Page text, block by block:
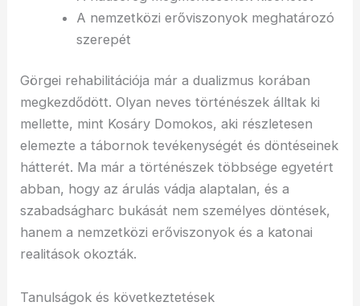
A nemzetközi erőviszonyok meghatározó
szerepét
Görgei rehabilitációja már a dualizmus korában
megkezdődött. Olyan neves történészek álltak ki
mellette, mint Kosáry Domokos, aki részletesen
elemezte a tábornok tevékenységét és döntéseinek
hátterét. Ma már a történészek többsége egyetért
abban, hogy az árulás vádja alaptalan, és a
szabadságharc bukását nem személyes döntések,
hanem a nemzetközi erőviszonyok és a katonai
realitások okozták.
Tanulságok és következtetések